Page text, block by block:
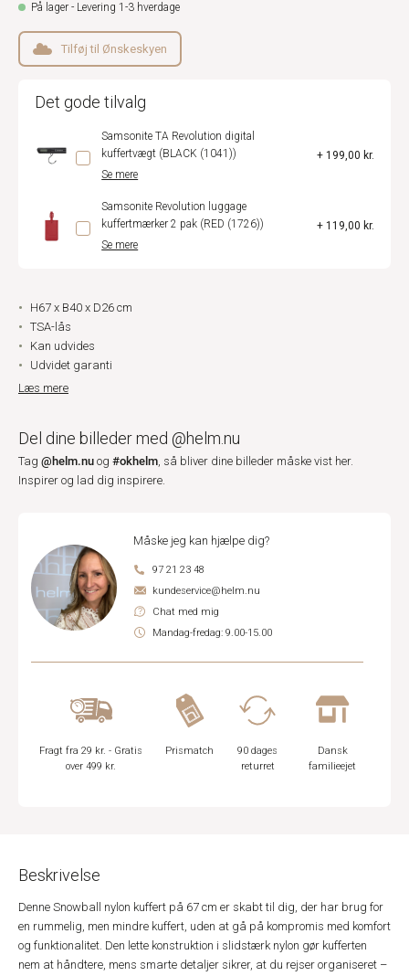
På lager - Levering 1-3 hverdage
Tilføj til Ønskeskyen
Det gode tilvalg
Samsonite TA Revolution digital
kuffertvægt (BLACK (1041))
Se mere
+ 199,00 kr.
Samsonite Revolution luggage
kuffertmærker 2 pak (RED (1726))
Se mere
+ 119,00 kr.
H67 x B40 x D26 cm
TSA-lås
Kan udvides
Udvidet garanti
Læs mere
Del dine billeder med @helm.nu
Tag @helm.nu og #okhelm, så bliver dine billeder måske vist her.
Inspirer og lad dig inspirere.
Måske jeg kan hjælpe dig?
97 21 23 48
kundeservice@helm.nu
Chat med mig
Mandag-fredag: 9.00-15.00
Fragt fra 29 kr. - Gratis
over 499 kr.
Prismatch
90 dages
returret
Dansk
familieejet
Beskrivelse
Denne Snowball nylon kuffert på 67 cm er skabt til dig, der har brug for
en rummelig, men mindre kuffert, uden at gå på kompromis med komfort
og funktionalitet. Den lette konstruktion i slidstærk nylon gør kufferten
nem at håndtere, mens smarte detaljer sikrer, at du rejser organiseret –